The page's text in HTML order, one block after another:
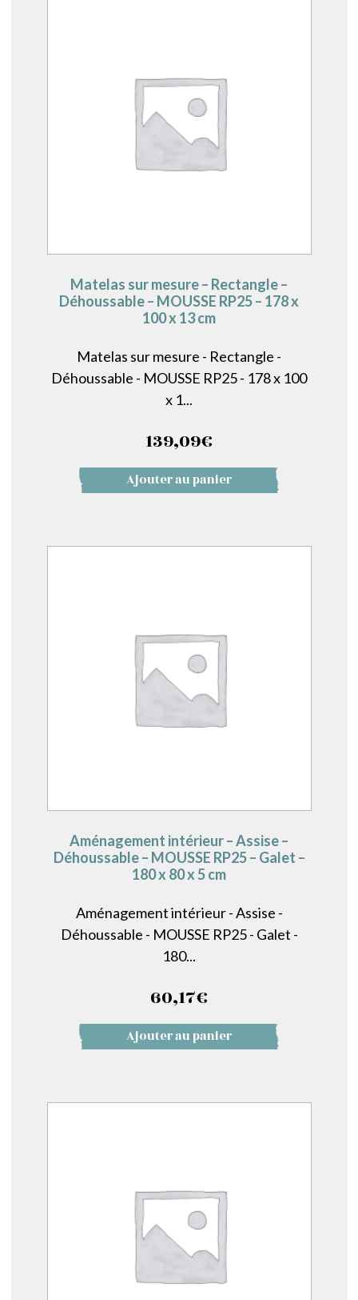
Matelas sur mesure – Rectangle –
Déhoussable – MOUSSE RP25 – 178 x
100 x 13 cm
Matelas sur mesure - Rectangle -
Déhoussable - MOUSSE RP25 - 178 x 100
x 1...
139,09€
Ajouter au panier
Aménagement intérieur – Assise –
Déhoussable – MOUSSE RP25 – Galet –
180 x 80 x 5 cm
Aménagement intérieur - Assise -
Déhoussable - MOUSSE RP25 - Galet -
180...
60,17€
Ajouter au panier